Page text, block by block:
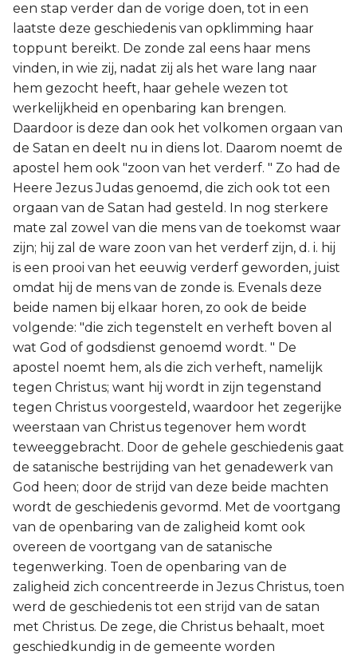
een stap verder dan de vorige doen, tot in een
laatste deze geschiedenis van opklimming haar
toppunt bereikt. De zonde zal eens haar mens
vinden, in wie zij, nadat zij als het ware lang naar
hem gezocht heeft, haar gehele wezen tot
werkelijkheid en openbaring kan brengen.
Daardoor is deze dan ook het volkomen orgaan van
de Satan en deelt nu in diens lot. Daarom noemt de
apostel hem ook "zoon van het verderf. " Zo had de
Heere Jezus Judas genoemd, die zich ook tot een
orgaan van de Satan had gesteld. In nog sterkere
mate zal zowel van die mens van de toekomst waar
zijn; hij zal de ware zoon van het verderf zijn, d. i. hij
is een prooi van het eeuwig verderf geworden, juist
omdat hij de mens van de zonde is. Evenals deze
beide namen bij elkaar horen, zo ook de beide
volgende: "die zich tegenstelt en verheft boven al
wat God of godsdienst genoemd wordt. " De
apostel noemt hem, als die zich verheft, namelijk
tegen Christus; want hij wordt in zijn tegenstand
tegen Christus voorgesteld, waardoor het zegerijke
weerstaan van Christus tegenover hem wordt
teweeggebracht. Door de gehele geschiedenis gaat
de satanische bestrijding van het genadewerk van
God heen; door de strijd van deze beide machten
wordt de geschiedenis gevormd. Met de voortgang
van de openbaring van de zaligheid komt ook
overeen de voortgang van de satanische
tegenwerking. Toen de openbaring van de
zaligheid zich concentreerde in Jezus Christus, toen
werd de geschiedenis tot een strijd van de satan
met Christus. De zege, die Christus behaalt, moet
geschiedkundig in de gemeente worden